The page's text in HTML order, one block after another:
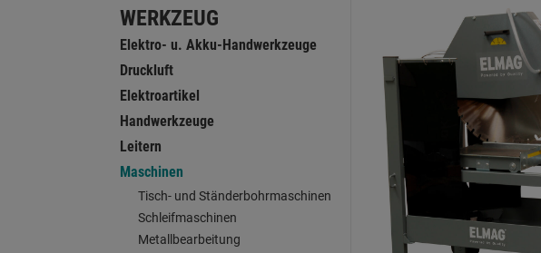
WERKZEUG
Elektro- u. Akku-Handwerkzeuge
Druckluft
Elektroartikel
Handwerkzeuge
Leitern
Maschinen
Tisch- und Ständerbohrmaschinen
Schleifmaschinen
Metallbearbeitung